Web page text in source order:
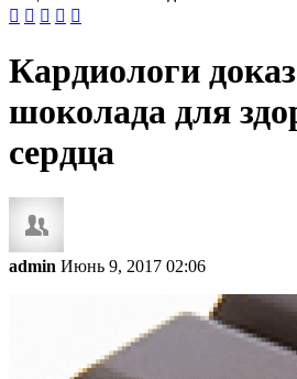
    
Кардиологи
шоколада для
сердца
admin Июнь 9, 2017 02:06